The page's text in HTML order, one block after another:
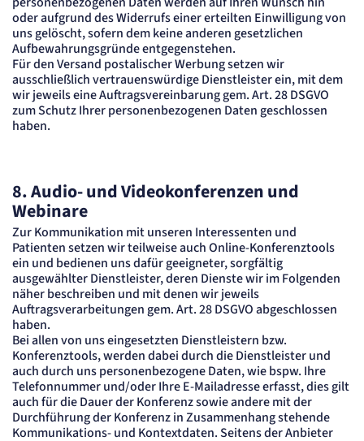
oder aufgrund des Widerrufs einer erteilten Einwilligung von
uns gelöscht, sofern dem keine anderen gesetzlichen
Aufbewahrungsgründe entgegenstehen.
Für den Versand postalischer Werbung setzen wir
ausschließlich vertrauenswürdige Dienstleister ein, mit dem
wir jeweils eine Auftragsvereinbarung gem. Art. 28 DSGVO
zum Schutz Ihrer personenbezogenen Daten geschlossen
haben.
8. Audio- und Videokonferenzen und
Webinare
Zur Kommunikation mit unseren Interessenten und
Patienten setzen wir teilweise auch Online-Konferenztools
ein und bedienen uns dafür geeigneter, sorgfältig
ausgewählter Dienstleister, deren Dienste wir im Folgenden
näher beschreiben und mit denen wir jeweils
Auftragsverarbeitungen gem. Art. 28 DSGVO abgeschlossen
haben.
Bei allen von uns eingesetzten Dienstleistern bzw.
Konferenztools, werden dabei durch die Dienstleister und
auch durch uns personenbezogene Daten, wie bspw. Ihre
Telefonnummer und/oder Ihre E-Mailadresse erfasst, dies gilt
auch für die Dauer der Konferenz sowie andere mit der
Durchführung der Konferenz in Zusammenhang stehende
Kommunikations- und Kontextdaten. Seitens der Anbieter